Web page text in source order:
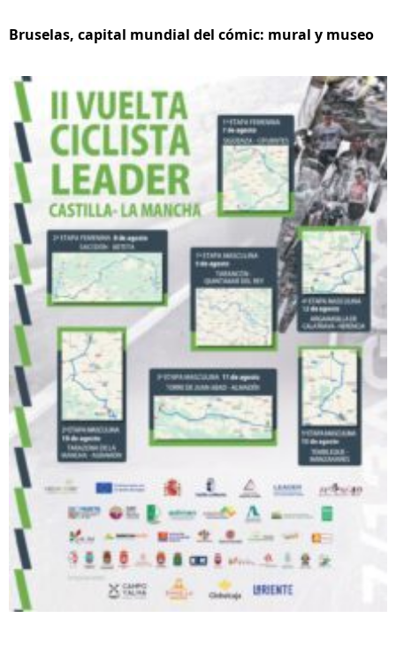
Bruselas, capital mundial del cómic: mural y museo